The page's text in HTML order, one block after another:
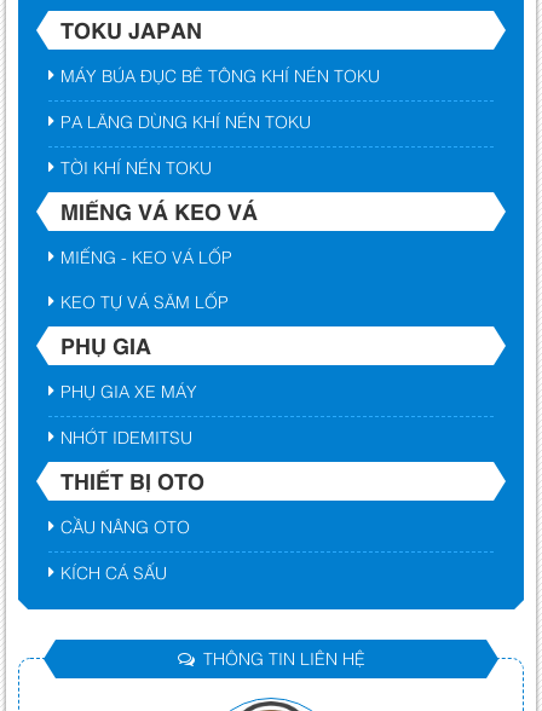
TOKU JAPAN
MÁY BÚA ĐỤC BÊ TÔNG KHÍ NÉN TOKU
PA LĂNG DÙNG KHÍ NÉN TOKU
TỜI KHÍ NÉN TOKU
MIẾNG VÁ KEO VÁ
MIẾNG - KEO VÁ LỐP
KEO TỰ VÁ SĂM LỐP
PHỤ GIA
PHỤ GIA XE MÁY
NHỚT IDEMITSU
THIẾT BỊ OTO
CẦU NÂNG OTO
KÍCH CÁ SẤU
THÔNG TIN LIÊN HỆ